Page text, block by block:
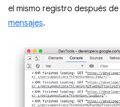
el mismo registro después de
mensajes.